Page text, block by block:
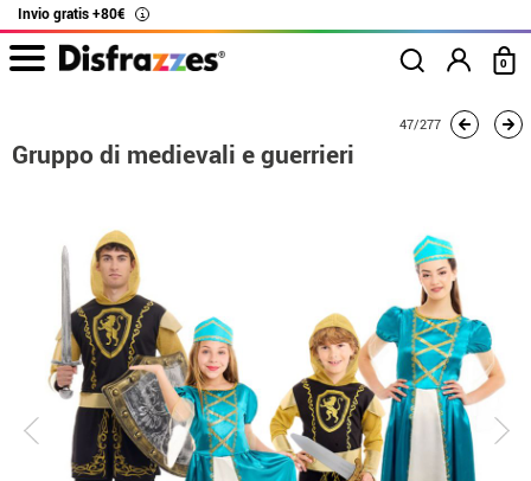
Invio gratis +80€ i
0
Gruppo di medievali e guerrieri
47/277
Gruppo di medievali e guerrieri